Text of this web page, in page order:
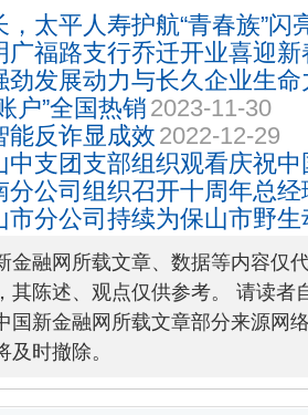
太平人寿护航“青春族”闪
广福路支行乔迁开业喜迎新
劲发展动力与长久企业生命
保险公司”2020-12-09
户”全国热销 2023-11-30
能反诈显成效 2022-12-29
中支团支部组织观看庆祝
会2022-05-10
分公司组织召开十周年总
市分公司持续为保山市野
护航2021-12-30
金融网所载文章、数据等内容仅
其陈述、观点仅供参考。 请读者
国新金融网所载文章部分来源网
时撤除。